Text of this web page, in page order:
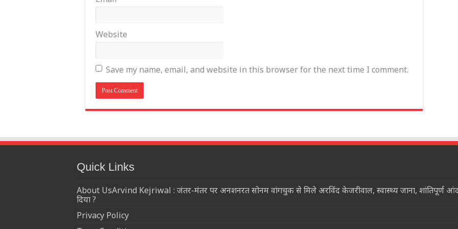
Website
Save my name, email, and website in this browser for the next time I comment.
Quick Links
About UsArvind Kejriwal : जंतर-मंतर पर अनशनरत सोनम वांगचुक से मिले अरविंद केजरीवाल, स्वास्थ्य जाना, शांतिपूर्ण
दिया ?
Privacy Policy